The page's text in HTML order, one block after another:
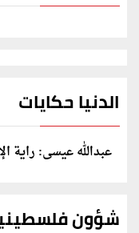
الدنيا حكايات
عبدالله عيسى: راية
شؤون